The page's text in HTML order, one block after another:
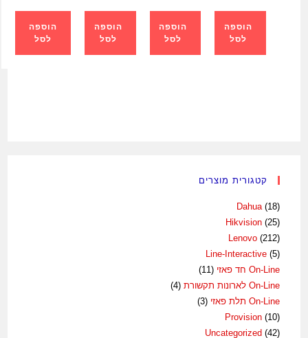
הוספה
לסל
הוספה
לסל
הוספה
לסל
הוספה
לסל
קטגורית מוצרים
Dahua (18)
Hikvision (25)
Lenovo (212)
Line-Interactive (5)
On-Line חד פאזי
(11)
On-Line לארונות תקשורת
(4)
On-Line תלת פאזי
(3)
Provision (10)
Uncategorized (42)